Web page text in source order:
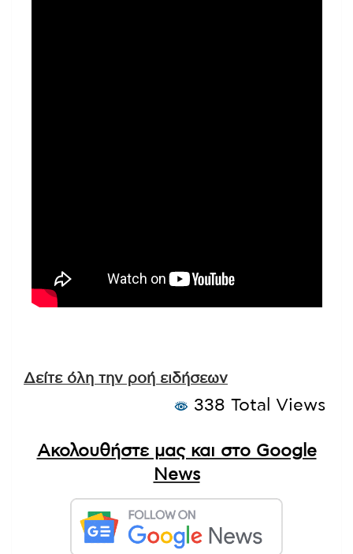
Δείτε όλη την ροή ειδήσεων
338 Total Views
Ακολουθήστε μας και στο Google
News